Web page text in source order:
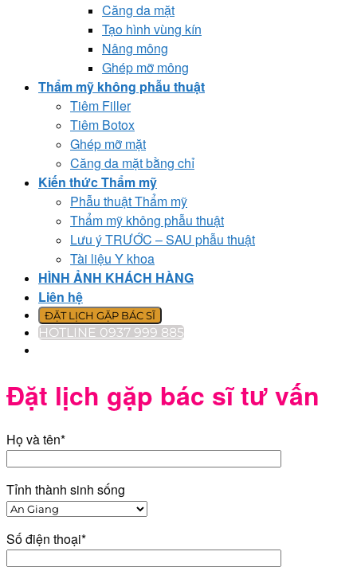
Căng da mặt
Tạo hình vùng kín
Nâng mông
Ghép mỡ mông
Thẩm mỹ không phẫu thuật
Tiêm Filler
Tiêm Botox
Ghép mỡ mặt
Căng da mặt bằng chỉ
Kiến thức Thẩm mỹ
Phẫu thuật Thẩm mỹ
Thẩm mỹ không phẫu thuật
Lưu ý TRƯỚC – SAU phẫu thuật
Tài liệu Y khoa
HÌNH ẢNH KHÁCH HÀNG
Liên hệ
ĐẶT LỊCH GẶP BÁC SĨ
HOTLINE 0937 999 885
Đặt lịch gặp bác sĩ tư vấn
Họ và tên*
Tỉnh thành sinh sống
Số điện thoại*